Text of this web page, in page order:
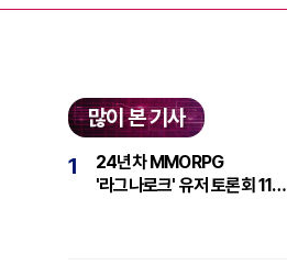
많이 본 기사
1
24년차 MMORPG
'라그나로크' 유저 토론회 11일